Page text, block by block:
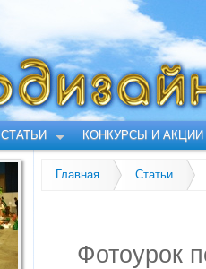
СТАТЬИ КОНКУРСЫ И АКЦИИ
Главная Статьи
Фотоурок